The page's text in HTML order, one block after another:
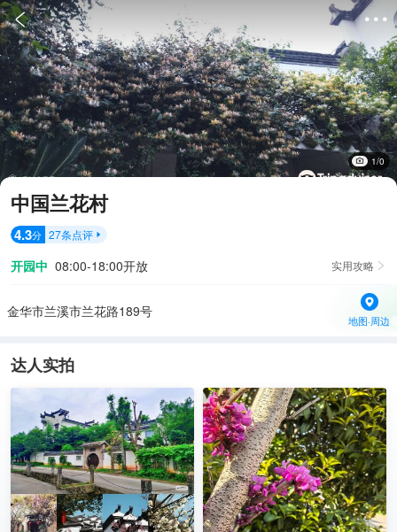
 
1/0
中国兰花村
4.3分 27条点评 
开园中 08:00-18:00开放 实用攻略 
金华市兰溪市兰花路189号
地图·周边
达人实拍